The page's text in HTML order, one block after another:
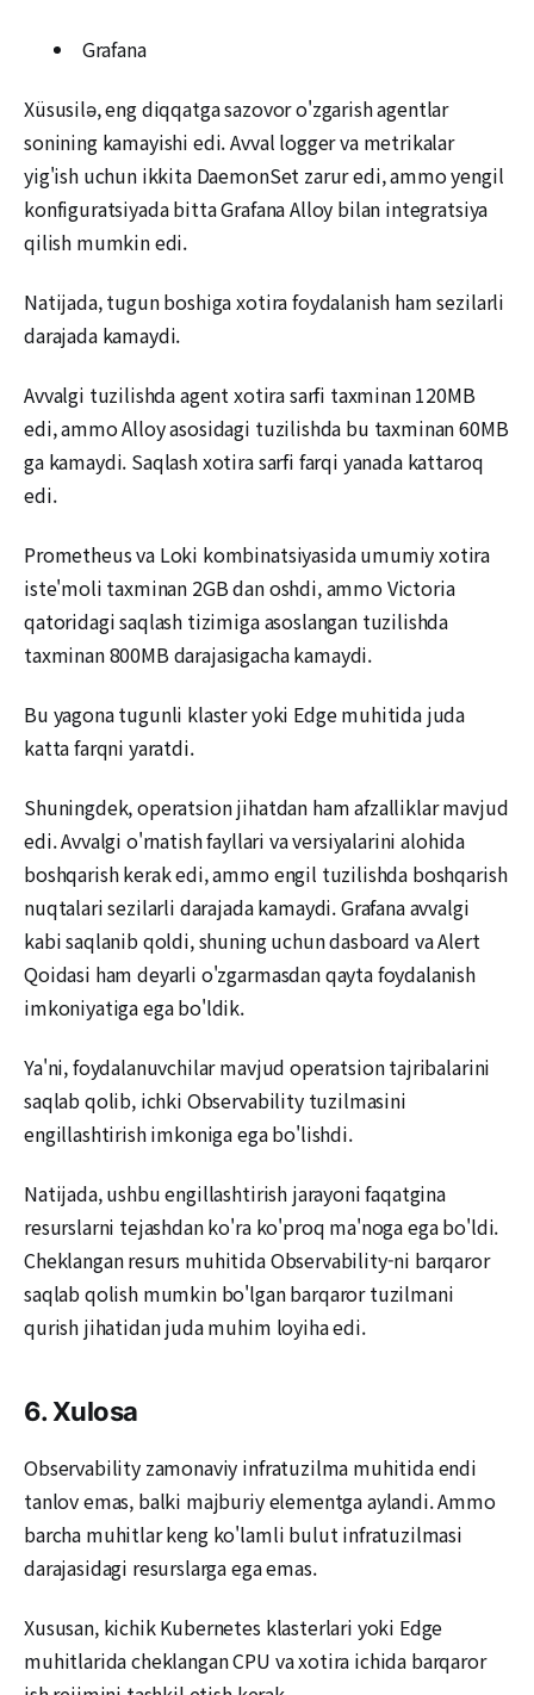
Grafana
Xüsusilə, eng diqqatga sazovor o'zgarish agentlar
sonining kamayishi edi. Avval logger va metrikalar
yig'ish uchun ikkita DaemonSet zarur edi, ammo yengil
konfiguratsiyada bitta Grafana Alloy bilan integratsiya
qilish mumkin edi.
Natijada, tugun boshiga xotira foydalanish ham sezilarli
darajada kamaydi.
Avvalgi tuzilishda agent xotira sarfi taxminan 120MB
edi, ammo Alloy asosidagi tuzilishda bu taxminan 60MB
ga kamaydi. Saqlash xotira sarfi farqi yanada kattaroq
edi.
Prometheus va Loki kombinatsiyasida umumiy xotira
iste'moli taxminan 2GB dan oshdi, ammo Victoria
qatoridagi saqlash tizimiga asoslangan tuzilishda
taxminan 800MB darajasigacha kamaydi.
Bu yagona tugunli klaster yoki Edge muhitida juda
katta farqni yaratdi.
Shuningdek, operatsion jihatdan ham afzalliklar mavjud
edi. Avvalgi o'rnatish fayllari va versiyalarini alohida
boshqarish kerak edi, ammo engil tuzilishda boshqarish
nuqtalari sezilarli darajada kamaydi. Grafana avvalgi
kabi saqlanib qoldi, shuning uchun dasboard va Alert
Qoidasi ham deyarli o'zgarmasdan qayta foydalanish
imkoniyatiga ega bo'ldik.
Ya'ni, foydalanuvchilar mavjud operatsion tajribalarini
saqlab qolib, ichki Observability tuzilmasini
engillashtirish imkoniga ega bo'lishdi.
Natijada, ushbu engillashtirish jarayoni faqatgina
resurslarni tejashdan ko'ra ko'proq ma'noga ega bo'ldi.
Cheklangan resurs muhitida Observability-ni barqaror
saqlab qolish mumkin bo'lgan barqaror tuzilmani
qurish jihatidan juda muhim loyiha edi.
6. Xulosa
Observability zamonaviy infratuzilma muhitida endi
tanlov emas, balki majburiy elementga aylandi. Ammo
barcha muhitlar keng ko'lamli bulut infratuzilmasi
darajasidagi resurslarga ega emas.
Xususan, kichik Kubernetes klasterlari yoki Edge
muhitlarida cheklangan CPU va xotira ichida barqaror